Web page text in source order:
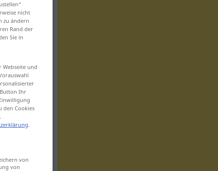
nicht
zu ändern
Rand der
Sie in
und
Ihr
den Cookies
.
von
von